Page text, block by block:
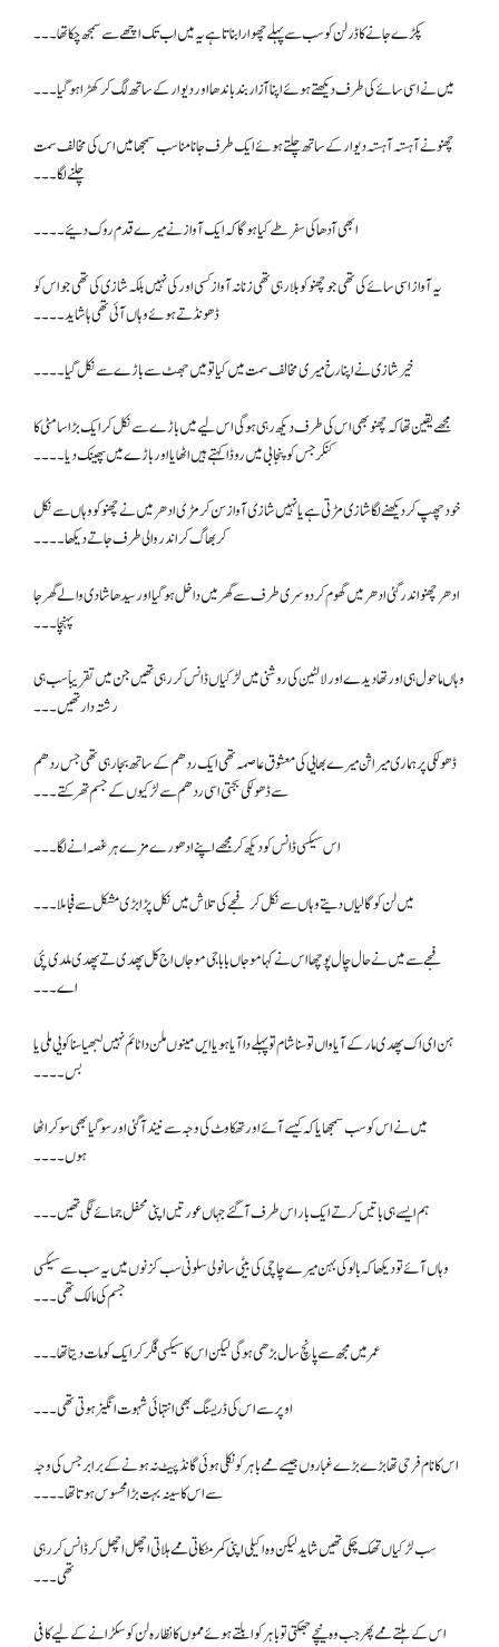
پکڑے جانے کا ڈر لن کو سب سے پہلے چھوارا بناتا ہے یہ میں اب تک اچھے سے سمجھ چکا تھا۔۔۔
میں نے اسی سائے کی طرف دیکھتے ہوئے اپنا آزار بند باندھا اور دیوار کے ساتھ لگ کر کھڑا ہو گیا۔۔۔
چھنو نے آہستہ آہستہ دیوار کے ساتھ چلتے ہوئے ایک طرف جانا مناسب سمجھا میں اس کی مخالف سمت
چلنے لگا۔۔۔
ابھی آدھا کی سفر طے کیا ہو گا کہ ایک آواز نے میرے قدم روک دئیے۔۔۔۔
یہ آواز اسی سائے کی تھی جو چھنو کو بلا رہی تھی زنانہ آواز کسی اور کی نہیں بلکہ شازی کی تھی جو اس کو
ڈھونڈتے ہوئے وہاں آئی تھی ہا شاید۔۔۔۔
خیر شازی نے اپنا رخ میری مخالف سمت میں کیا تو میں جھٹ سے باڑے سے نکل گیا۔۔۔۔
مجھے یقین تھا کہ چھنو بھی اس کی طرف دیکھ رہی ہو گی اس لیے میں باڑے سے نکل کر ایک بڑا سا مٹی کا
کنکر جس کو پنجابی میں روڈا کہتے ہیں اٹھایا اور باڑے میں پھینک دیا۔۔۔۔
خود چھپ کر دیکھنے لگا شازی مڑتی ہے یا نہیں شازی آواز سن کر مڑی ادھر میں نے چھنو کو وہاں سے نکل
کر بھاگ کر اندر والی طرف جاتے دیکھا۔۔۔۔
ادھر چھنو اندر گئی ادھر میں گھوم کر دوسری طرف سے گھر میں داخل ہوگیا اور سیدھا شادی والے گھر جا
پہنچا۔۔۔
وہاں ماحول ہی اور تھا دیدے اور لالٹین کی روشنی میں لڑکیاں ڈانس کر رہی تھیں جن میں تقریباً سب ہی
رشتہ دار تھیں۔۔۔
ڈھولکی پر ہماری میراثن میرے بھایی کی معشوق عاصمہ تھی ایک ردھم کے ساتھ بجا رہی تھی جس ردھم
سے ڈھولکی بجتی اسی ردھم سے لڑکیوں کے جسم تھرکتے۔۔۔
اس سیکسی ڈانس کو دیکھ کر مجھے اپنے ادھورے مزے ہر غصہ انے لگا۔۔۔
میں لن کو گالیاں دیتے وہاں سے نکل کر فجے کی تلاش میں نکل پڑا بڑی مشکل سے فجا ملا۔۔۔
فجے سے میں نے حال چال پوچھا اس نے کہا موجاں بابا جی موجاں اج کل پھدی تے پھدی ملدی پئی
اے۔۔۔
ہن ای اک پھدی مار کے آیا واں تو سنا شام تو پہلے دا آیا ہویا ایں مینوں ملن دا ٹائم نہیں لبھیا سنا کویی ملی یا
بس ۔۔۔۔
میں نے اس کو سب سمجھایا کہ کیسے آئے اور تھکاوٹ کی وجہ سے نیند آگئی اور سو گیا بھی سو کر اٹھا
ہوں۔۔۔۔
ہم ایسے ہی باتیں کرتے ایک بار اس طرف آگئے جہاں عورتیں اپنی محفل جمائے لگی تھیں۔۔۔
وہاں آئے تو دیکھا کہ بالو کی بہن میرے چاچی کی بیٹی سانولی سلونی سب کزنوں میں یہ سب سے سیکسی
جسم کی مالک تھی ۔۔۔
عمر میں مجھ سے پانچ سال بڑھی ہو گی لیکن اس کا سیکسی فگر کر ایک کو مات دیتا تھا۔۔۔
اوپر سے اس کی ڈریسنگ بھی انتہائی شہوت انگیز ہوتی تھی ۔۔۔
اس کا نام فرحی تھا بڑے بڑے غباروں جیسے ممے باہر کو نکلی ہوئی گانڈ پیٹ نہ ہونے کے برابر جس کی وجہ
سے اس کا سینہ بہت بڑا محسوس ہوتا تھا۔۔۔۔
سب لڑکیاں تھک چکی تھیں شاید لیکن وہ اکیلی اپنی کمر مٹکاتی ممے ہلاتی اچھل اچھل کر ڈانس کر رہی
تھی۔۔۔
اس کے ہلتے ممے پھر جب وہ نیچے جھکتی تو باہر کو ابلتے ہوئے مموں کا نظارہ لن کو سکڑانے کے لیے کافی